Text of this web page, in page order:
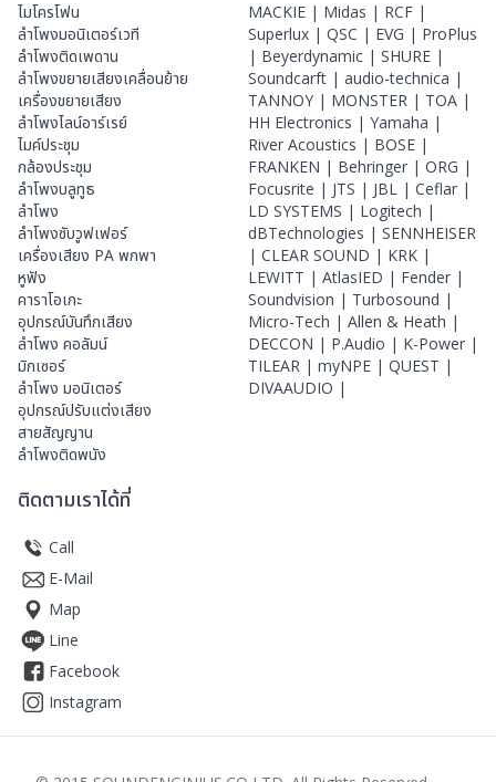
ไมโครโฟน
ลําโพงมอนิเตอร์เวที
ลำโพงติดเพดาน
ลำโพงขยายเสียงเคลื่อนย้าย
เครื่องขยายเสียง
ลำโพงไลน์อาร์เรย์
ไมค์ประชุม
กล้องประชุม
ลำโพงบลูทูธ
ลำโพง
ลำโพงซับวูฟเฟอร์
เครื่องเสียง PA พกพา
หูฟัง
คาราโอเกะ
อุปกรณ์บันทึกเสียง
ลำโพง คอลัมน์
มิกเซอร์
ลำโพง มอนิเตอร์
อุปกรณ์ปรับแต่งเสียง
สายสัญญาน
ลำโพงติดพนัง
MACKIE | Midas | RCF |
Superlux | QSC | EVG | ProPlus
| Beyerdynamic | SHURE |
Soundcarft | audio-technica |
TANNOY | MONSTER | TOA |
HH Electronics | Yamaha |
River Acoustics | BOSE |
FRANKEN | Behringer | ORG |
Focusrite | JTS | JBL | Ceflar |
LD SYSTEMS | Logitech |
dBTechnologies | SENNHEISER
| CLEAR SOUND | KRK |
LEWITT | AtlasIED | Fender |
Soundvision | Turbosound |
Micro-Tech | Allen & Heath |
DECCON | P.Audio | K-Power |
TILEAR | myNPE | QUEST |
DIVAAUDIO |
ติดตามเราได้ที่
Call
E-Mail
Map
Line
Facebook
Instagram